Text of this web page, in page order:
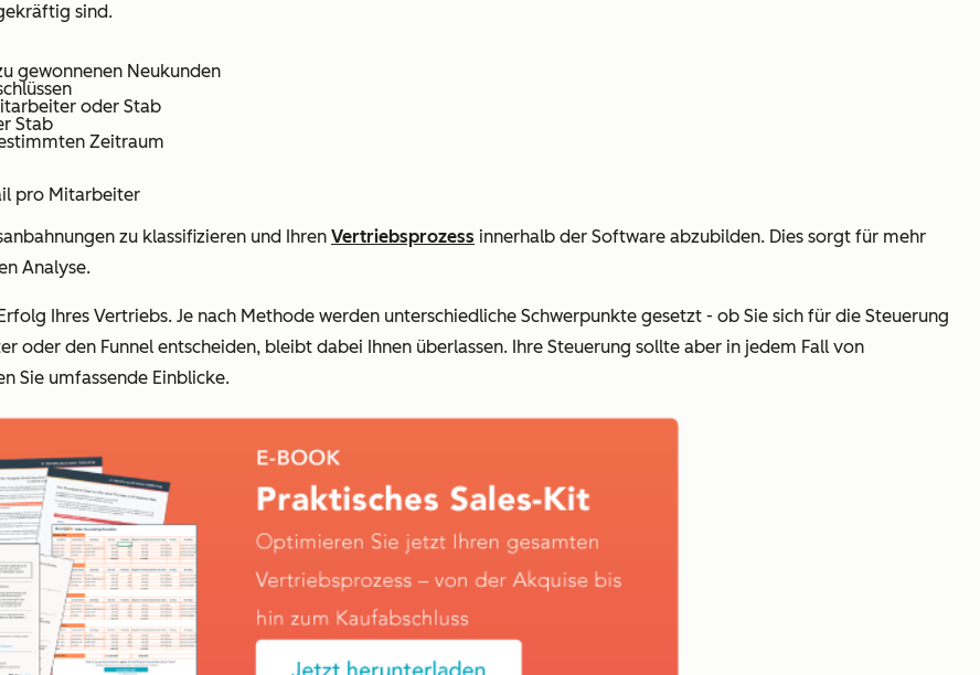
sind.
gewonnenen Neukunden
oder Stab
Stab
Zeitraum
pro Mitarbeiter
zu klassifizieren und Ihren Vertriebsprozess innerhalb der Software abzubilden. Dies sorgt für mehr
Analyse.
Ihres Vertriebs. Je nach Methode werden unterschiedliche Schwerpunkte gesetzt - ob Sie sich für die Steuerung
oder den Funnel entscheiden, bleibt dabei Ihnen überlassen. Ihre Steuerung sollte aber in jedem Fall von
Sie umfassende Einblicke.